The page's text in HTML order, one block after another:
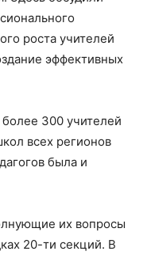
роста учителей
эффективных
300 учителей
всех регионов
была и
их вопросы
20-ти секций. В